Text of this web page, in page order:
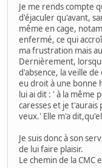
Je me rends compte
d'éjaculer qu'avant,
même en cage,
enfermé, ce qui
ma frustration mais
Dernièrement,
d'absence, la veille
eu droit à une bonne
lui ai dit : ' à la même
caresses et je
veux.' Elle m'a
Je suis donc à son
de lui faire plaisir.
Le chemin de la